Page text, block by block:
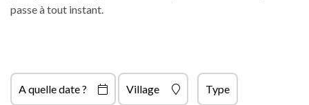
passe à tout instant.
A quelle date ? Village Type